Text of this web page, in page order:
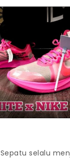
Sepatu selalu